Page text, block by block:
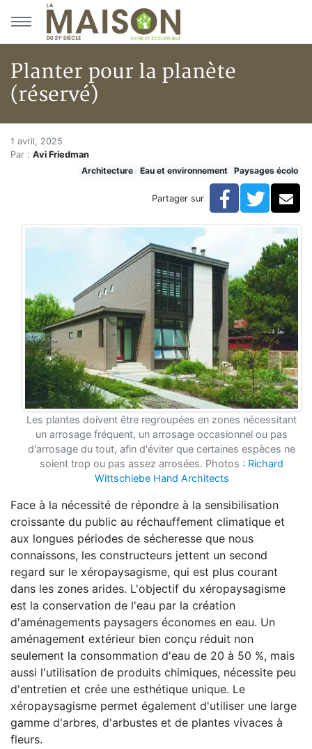
Aller au menu principal
Aller au contenu principal
Planter pour la planète
(réservé)
Accueil
Articles
Eau et environnement
Planter pour la planète
1 avril, 2025
Par : Avi Friedman
Architecture
Eau et environnement Paysages écolo
Partager sur Facebook
Les plantes doivent être regroupées en zones nécessitant
un arrosage fréquent, un arrosage occasionnel ou pas
d'arrosage du tout, afin d'éviter que certaines espèces ne
soient trop ou pas assez arrosées. Photos : Richard
Wittschiebe Hand Architects
Face à la nécessité de répondre à la sensibilisation
croissante du public au réchauffement climatique et
aux longues périodes de sécheresse que nous
connaissons, les constructeurs jettent un second
regard sur le xéropaysagisme, qui est plus courant
dans les zones arides. L'objectif du xéropaysagisme
est la conservation de l'eau par la création
d'aménagements paysagers économes en eau. Un
aménagement extérieur bien conçu réduit non
seulement la consommation d'eau de 20 à 50 %, mais
aussi l'utilisation de produits chimiques, nécessite peu
d'entretien et crée une esthétique unique. Le
xéropaysagisme permet également d'utiliser une large
gamme d'arbres, d'arbustes et de plantes vivaces à
fleurs.